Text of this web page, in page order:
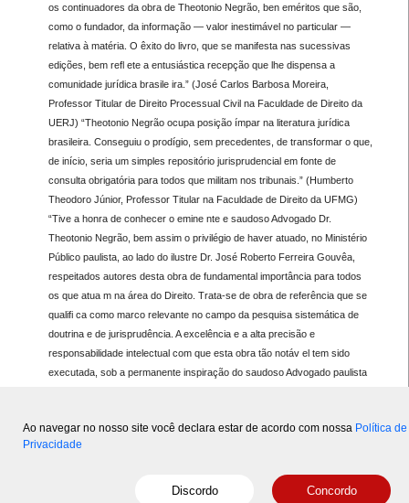
os continuadores da obra de Theotonio Negrão, ben eméritos que são,
como o fundador, da informação — valor inestimável no particular —
relativa à matéria. O êxito do livro, que se manifesta nas sucessivas
edições, bem refl ete a entusiástica recepção que lhe dispensa a
comunidade jurídica brasile ira.” (José Carlos Barbosa Moreira,
Professor Titular de Direito Processual Civil na Faculdade de Direito da
UERJ) “Theotonio Negrão ocupa posição ímpar na literatura jurídica
brasileira. Conseguiu o prodígio, sem precedentes, de transformar o que,
de início, seria um simples repositório jurisprudencial em fonte de
consulta obrigatória para todos que militam nos tribunais.” (Humberto
Theodoro Júnior, Professor Titular na Faculdade de Direito da UFMG)
“Tive a honra de conhecer o emine nte e saudoso Advogado Dr.
Theotonio Negrão, bem assim o privilégio de haver atuado, no Ministério
Público paulista, ao lado do ilustre Dr. José Roberto Ferreira Gouvêa,
respeitados autores desta obra de fundamental importância para todos
os que atua m na área do Direito. Trata-se de obra de referência que se
qualifi ca como marco relevante no campo da pesquisa sistemática de
doutrina e de jurisprudência. A excelência e a alta precisão e
responsabilidade intelectual com que esta obra tão notáv el tem sido
executada, sob a permanente inspiração do saudoso Advogado paulista
(José Cel
Ao navegar no nosso site você declara estar de acordo com nossa Política de
Privacidade